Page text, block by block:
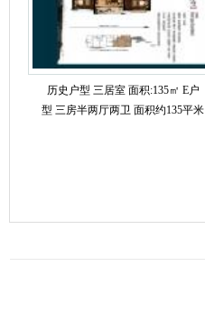
历史户型 三居室 面积:135㎡ E户
型 三房半两厅两卫 面积约135平米